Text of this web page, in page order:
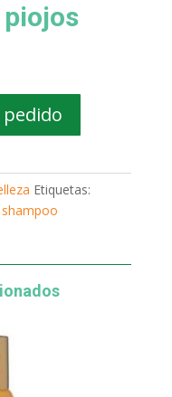
Etiquetas:
shampoo